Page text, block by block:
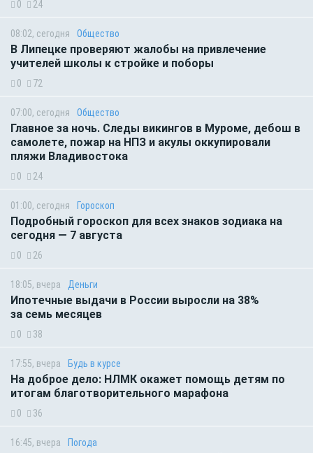
0 24
08:02, сегодня Общество
В Липецке проверяют жалобы на привлечение
учителей школы к стройке и поборы
0 72
07:00, сегодня Общество
Главное за ночь. Следы викингов в Муроме, дебош в
самолете, пожар на НПЗ и акулы оккупировали
пляжи Владивостока
0 24
01:00, сегодня Гороскоп
Подробный гороскоп для всех знаков зодиака на
сегодня — 7 августа
0 26
18:05, вчера Деньги
Ипотечные выдачи в России выросли на 38%
за семь месяцев
0 38
17:55, вчера Будь в курсе
На доброе дело: НЛМК окажет помощь детям по
итогам благотворительного марафона
0 36
16:45, вчера Погода